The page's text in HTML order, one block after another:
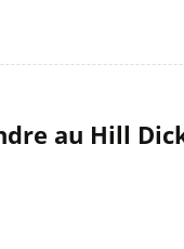
au Hill